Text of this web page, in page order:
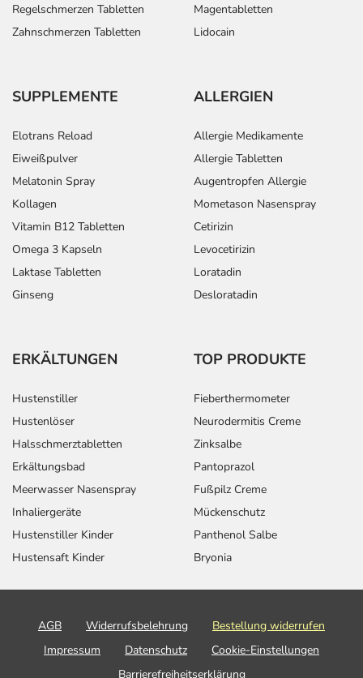
Regelschmerzen Tabletten
Zahnschmerzen Tabletten
Magentabletten
Lidocain
SUPPLEMENTE
Elotrans Reload
Eiweißpulver
Melatonin Spray
Kollagen
Vitamin B12 Tabletten
Omega 3 Kapseln
Laktase Tabletten
Ginseng
ALLERGIEN
Allergie Medikamente
Allergie Tabletten
Augentropfen Allergie
Mometason Nasenspray
Cetirizin
Levocetirizin
Loratadin
Desloratadin
ERKÄLTUNGEN
Hustenstiller
Hustenlöser
Halsschmerztabletten
Erkältungsbad
Meerwasser Nasenspray
Inhaliergeräte
Hustenstiller Kinder
Hustensaft Kinder
TOP PRODUKTE
Fieberthermometer
Neurodermitis Creme
Zinksalbe
Pantoprazol
Fußpilz Creme
Mückenschutz
Panthenol Salbe
Bryonia
AGB Widerrufsbelehrung
Bestellung widerrufen
Impressum
Datenschutz
Cookie-Einstellungen
Barrierefreiheitserklärung